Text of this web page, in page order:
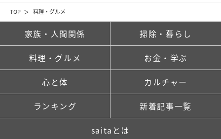
TOP 料理・グルメ
家族・人間関係 掃除・暮らし
料理・グルメ お金・学ぶ
心と体 カルチャー
ランキング 新着記事一覧
saitaとは